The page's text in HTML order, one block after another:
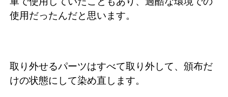
使用だったんだと思います。
取り外せるパーツはすべて取り外して、頒布だ
けの状態にして染め直します。